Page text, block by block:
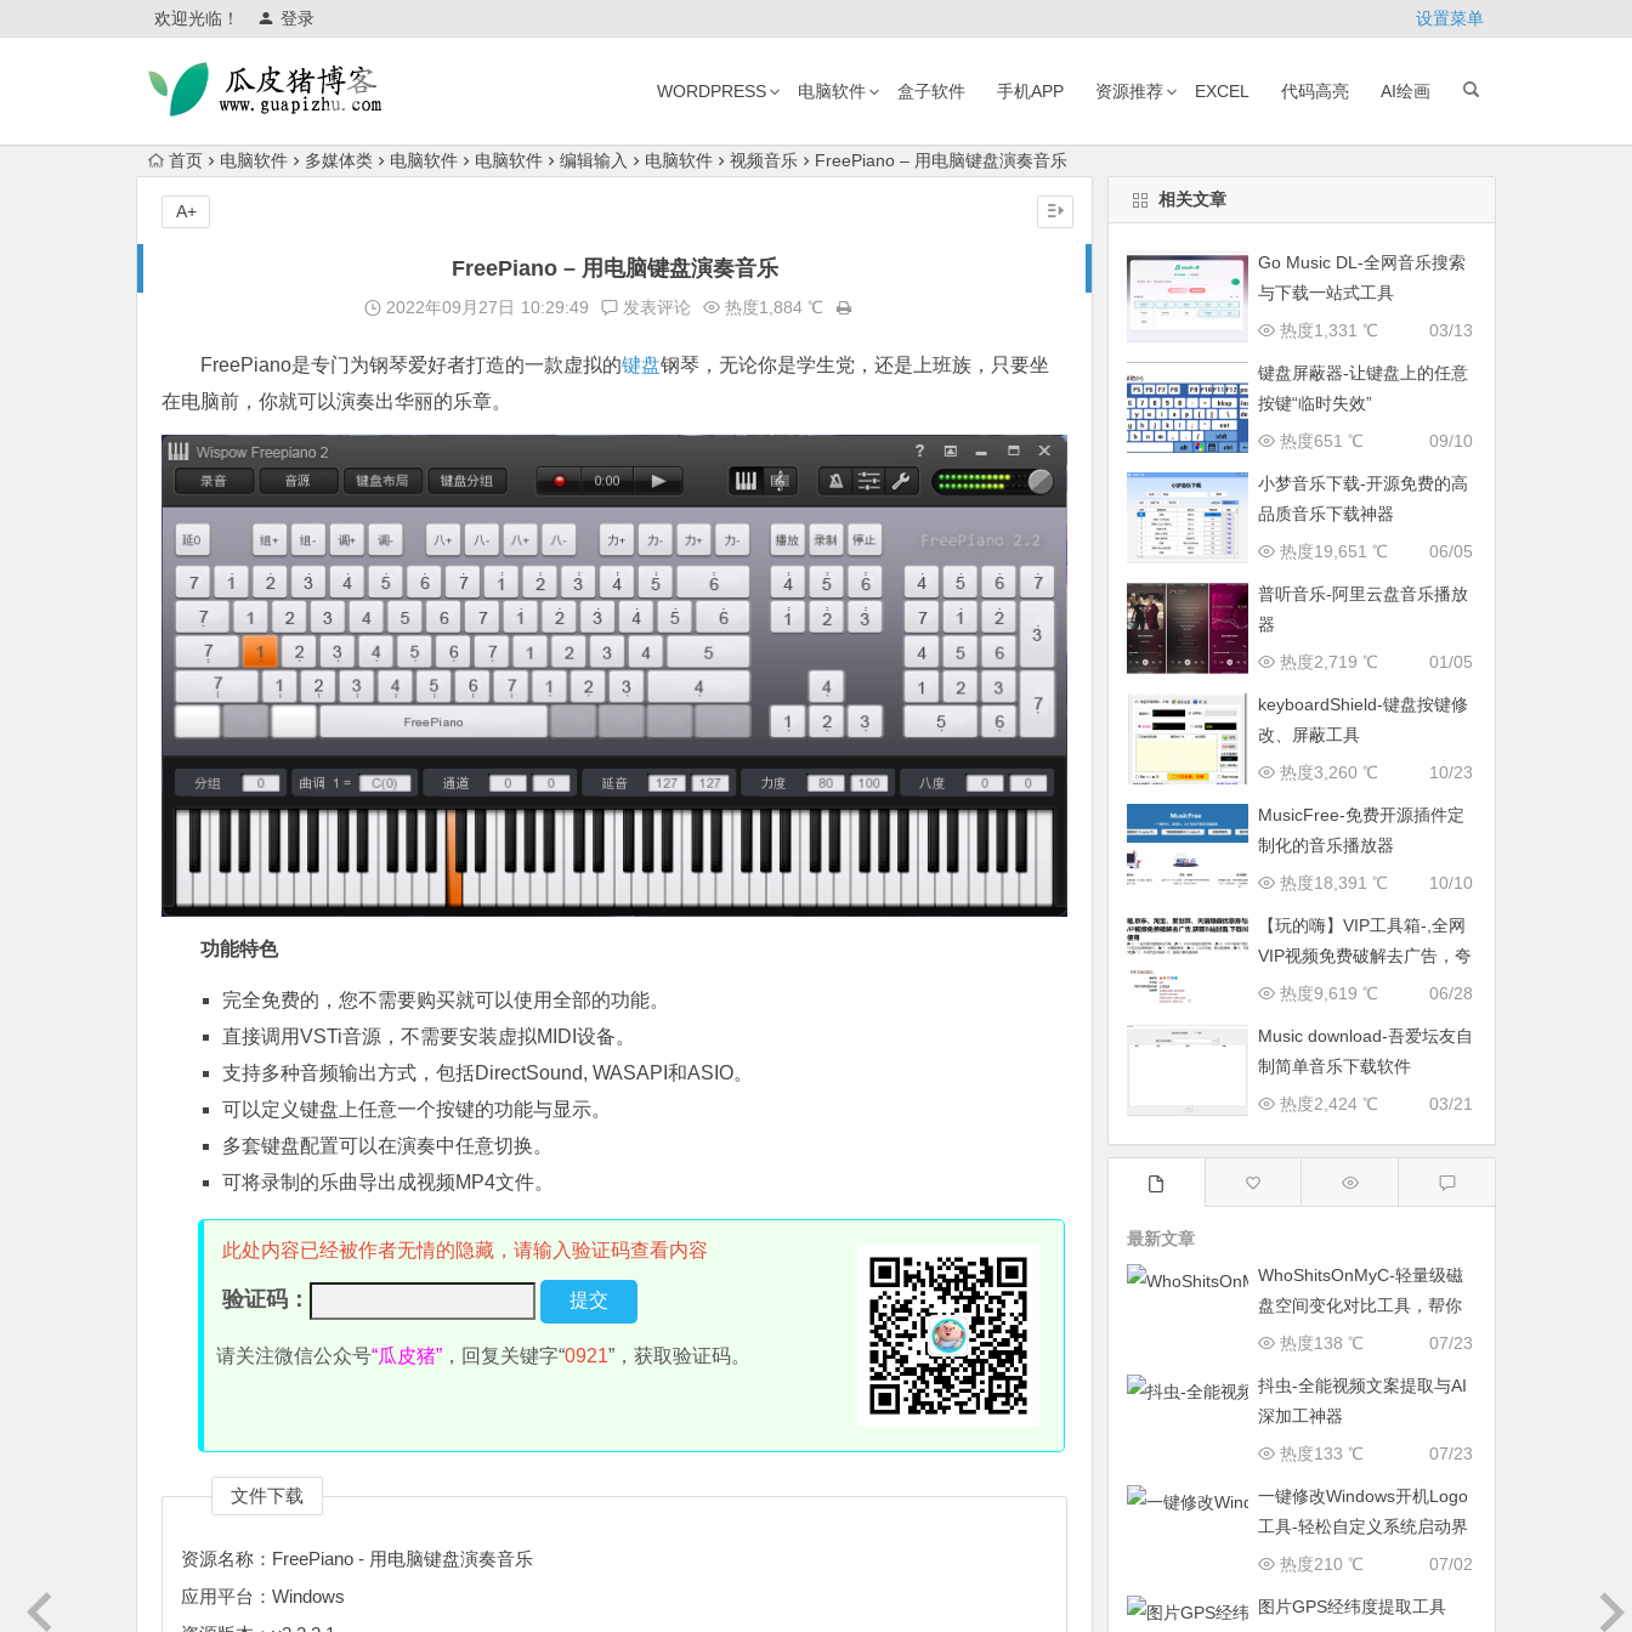
欢迎光临！ 登录 设置菜单
WORDPRESS 电脑软件 盒子软件 手机APP 资源推荐 EXCEL 代码高亮 AI绘画
首页 电脑软件 多媒体类 电脑软件 电脑软件 编辑输入 电脑软件 视频音乐 FreePiano – 用电脑键盘演奏音乐
FreePiano – 用电脑键盘演奏音乐
2022年09月27日 10:29:49 发表评论 热度1,884 ℃
FreePiano是专门为钢琴爱好者打造的一款虚拟的键盘钢琴，无论你是学生党，还是上班族，只要坐
在电脑前，你就可以演奏出华丽的乐章。
功能特色
完全免费的，您不需要购买就可以使用全部的功能。
直接调用VSTi音源，不需要安装虚拟MIDI设备。
支持多种音频输出方式，包括DirectSound, WASAPI和ASIO。
可以定义键盘上任意一个按键的功能与显示。
多套键盘配置可以在演奏中任意切换。
可将录制的乐曲导出成视频MP4文件。
此处内容已经被作者无情的隐藏，请输入验证码查看内容
验证码：
请关注微信公众号“瓜皮猪” ，回复关键字“0921”，获取验证码。
文件下载
资源名称：FreePiano - 用电脑键盘演奏音乐
应用平台：Windows
A+
相关文章
Go Music DL-全网音乐搜索
与下载一站式工具
03/13
热度1,331 ℃
键盘屏蔽器-让键盘上的任意
按键“临时失效”
09/10
热度651 ℃
小梦音乐下载-开源免费的高
品质音乐下载神器
06/05
热度19,651 ℃
普听音乐-阿里云盘音乐播放
器
01/05
热度2,719 ℃
keyboardShield-键盘按键修
改、屏蔽工具
10/23
热度3,260 ℃
MusicFree-免费开源插件定
制化的音乐播放器
10/10
热度18,391 ℃
【玩的嗨】VIP工具箱-,全网
VIP视频免费破解去广告，夸
克网盘直链批量获取等诸多
06/28
热度9,619 ℃
Music download-吾爱坛友自
制简单音乐下载软件
03/21
热度2,424 ℃
最新文章
WhoShitsOnMyC-轻量级磁
盘空间变化对比工具，帮你
找出“吃掉”空间的罪魁祸首
07/23
热度138 ℃
抖虫-全能视频文案提取与AI
深加工神器
07/23
热度133 ℃
一键修改Windows开机Logo
工具-轻松自定义系统启动界
面
07/02
热度210 ℃
图片GPS经纬度提取工具